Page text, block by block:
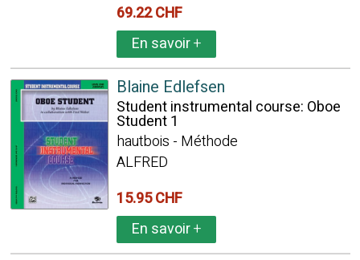
69.22 CHF
En savoir+
Blaine Edlefsen
Student instrumental course: Oboe
Student 1
hautbois - Méthode
ALFRED
15.95 CHF
En savoir+